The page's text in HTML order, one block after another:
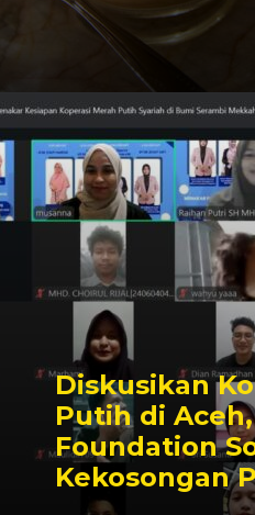
Diskusikan
Putih di
Foundation
Kekosongan